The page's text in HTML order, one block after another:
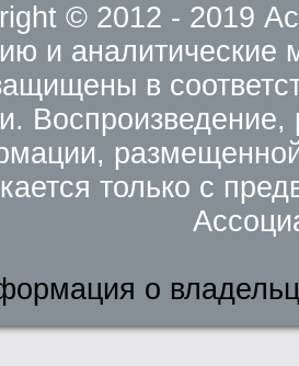
© 2012 - 2019
и
в
Воспроизведение,
только с
о